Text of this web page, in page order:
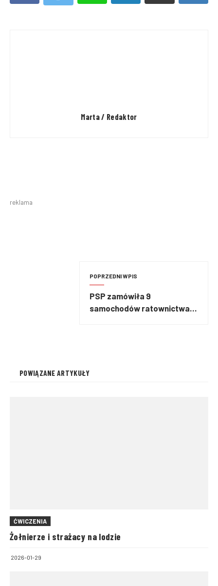
Marta / Redaktor
reklama
POPRZEDNI WPIS
PSP zamówiła 9
samochodów ratownictwa
POWIĄZANE ARTYKUŁY
ĆWICZENIA
Żołnierze i strażacy na lodzie
2026-01-29